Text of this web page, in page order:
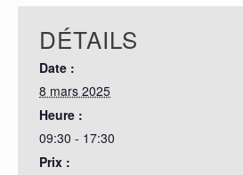
DÉTAILS
Date :
8 mars 2025
Heure :
09:30 - 17:30
Prix :